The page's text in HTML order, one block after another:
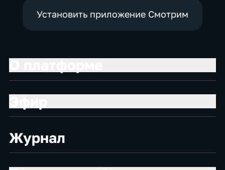
Установить приложение Смотрим
Журнал